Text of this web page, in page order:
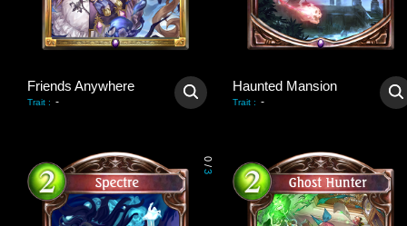
Friends Anywhere
Trait : -
Haunted Mansion
Trait : -
0
/
3